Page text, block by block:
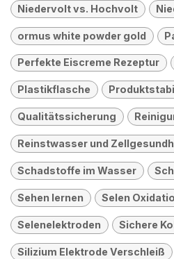
Niedervolt vs. Hochvolt
ormus white powder gold
Perfekte Eiscreme Rezeptur
Plastikflasche
Qualitätssicherung
Reinstwasser und
Schadstoffe im Wasser
Sehen lernen Selen
Selenelektroden Sichere
Silizium Elektrode Verschleiß